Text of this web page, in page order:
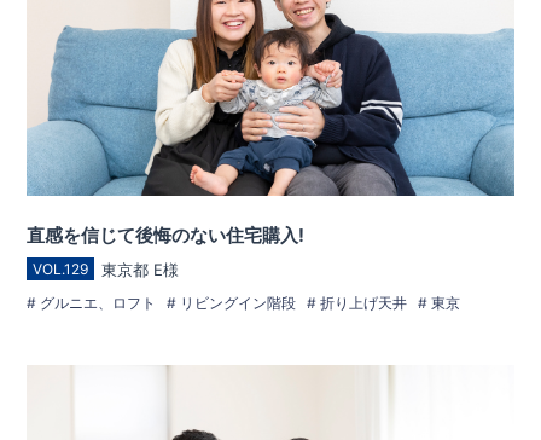
直感を信じて後悔のない住宅購入!
VOL.129 東京都 E様
グルニエ、ロフト リビングイン階段 折り上げ天井 東京